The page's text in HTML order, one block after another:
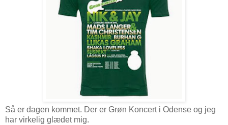
Så er dagen kommet. Der er Grøn Koncert i Odense og jeg
har virkelig glædet mig.